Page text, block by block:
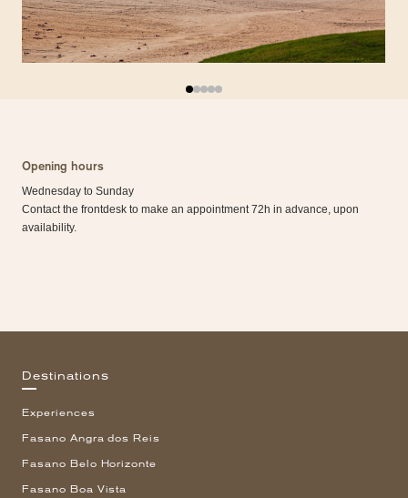
Opening hours
Wednesday to Sunday
Contact the frontdesk to make an appointment 72h in advance, upon
availability.
Destinations
Experiences
Fasano Angra dos Reis
Fasano Belo Horizonte
Fasano Boa Vista